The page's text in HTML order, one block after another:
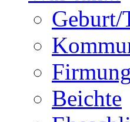
Geburt/
Firmung
Beichte